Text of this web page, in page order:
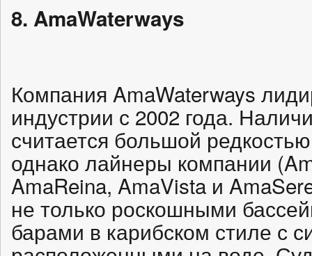
8. AmaWaterways
Компания AmaWaterways
индустрии с 2002 года.
считается большой
однако лайнеры компании
AmaReina, AmaVista и
не только роскошными
барами в карибском стиле с